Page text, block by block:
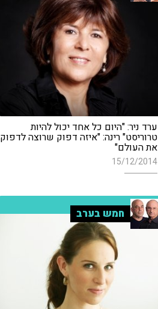
ערד ניר: "היום כל אחד יכול להיות
טרוריסט" רינה: "איזה דפוק שרוצה לדפוק
את העולם"
15/12/2014
חמש בערב